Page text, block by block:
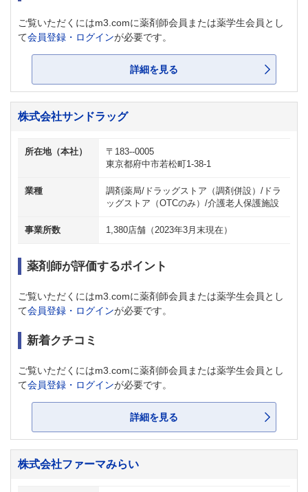
ご覧いただくにはm3.comに薬剤師会員または薬学生会員とし
て会員登録・ログインが必要です。
詳細を見る
株式会社サンドラッグ
所在地（本社）
〒183--0005
東京都府中市若松町1-38-1
業種
調剤薬局/ドラッグストア（調剤併設）/ドラ
ッグストア（OTCのみ）/介護老人保護施設
事業所数 1,380店舗（2023年3月末現在）
薬剤師が評価するポイント
ご覧いただくにはm3.comに薬剤師会員または薬学生会員とし
て会員登録・ログインが必要です。
新着クチコミ
ご覧いただくにはm3.comに薬剤師会員または薬学生会員とし
て会員登録・ログインが必要です。
詳細を見る
株式会社ファーマみらい